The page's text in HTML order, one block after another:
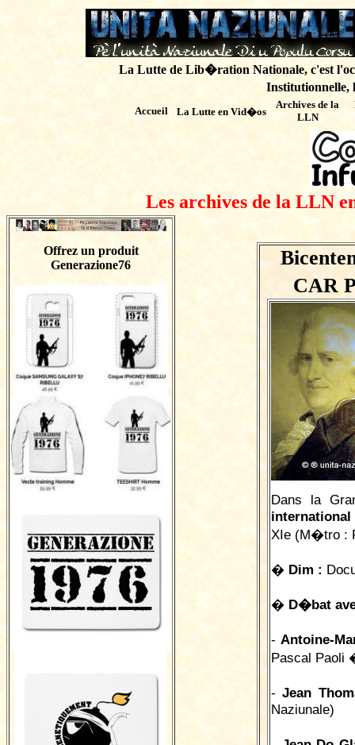
La Lutte de Lib�ration Nationale, c'est
Institutionnelle,
Accueil La Lutte en Vid�os
Archives de la
LLN
Les archives de la LLN
Offrez un produit
Generazione76
CAR
Dans la
XIe (M�tro :
� Dim :
� D�bat
-Antoine-
Pascal
-Jean
Naziunale)